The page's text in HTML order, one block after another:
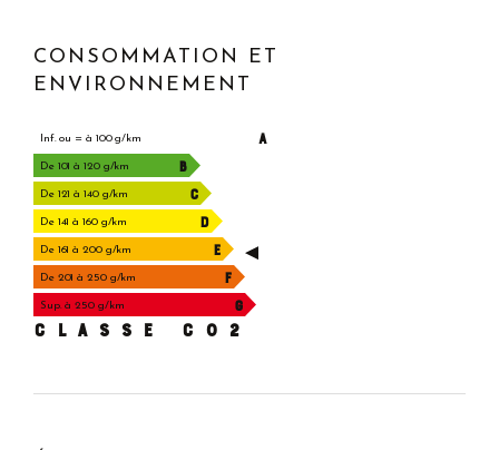
CONSOMMATION ET
ENVIRONNEMENT
Inf. ou = à 100 g/km A
De 101 à 120 g/km B
De 121 à 140 g/km C
De 141 à 160 g/km D
De 161 à 200 g/km E
De 201 à 250 g/km F
Sup. à 250 g/km G
CLASSE C02